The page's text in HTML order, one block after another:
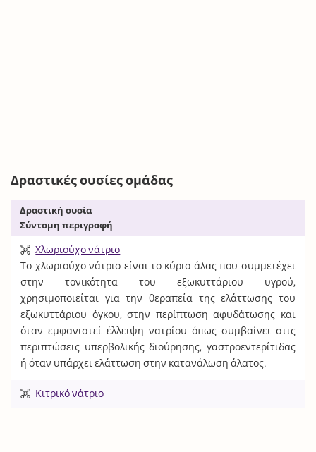
Δραστικές ουσίες ομάδας
Δραστική ουσία
Σύντομη περιγραφή
Χλωριούχο νάτριο
Το χλωριούχο νάτριο είναι το κύριο άλας που συμμετέχει
στην τονικότητα του εξωκυττάριου υγρού,
χρησιμοποιείται για την θεραπεία της ελάττωσης του
εξωκυττάριου όγκου, στην περίπτωση αφυδάτωσης και
όταν εμφανιστεί έλλειψη νατρίου όπως συμβαίνει στις
περιπτώσεις υπερβολικής διούρησης, γαστροεντερίτιδας
ή όταν υπάρχει ελάττωση στην κατανάλωση άλατος.
Κιτρικό νάτριο